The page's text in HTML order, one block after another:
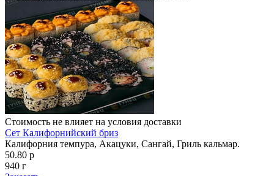
Стоимость не влияет на условия доставки
Сет Калифорнийский бриз
Калифорния темпура, Акацуки, Сангай, Гриль кальмар.
50.80 р
940 г